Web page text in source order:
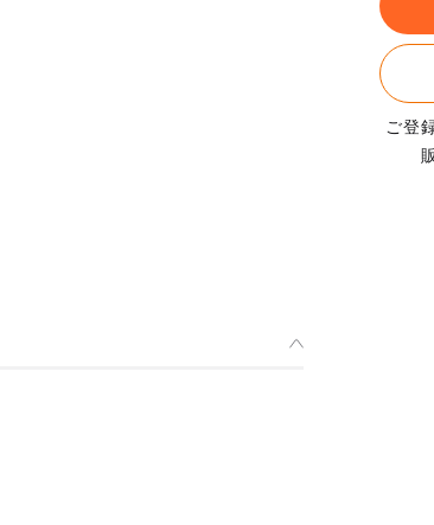
ご登